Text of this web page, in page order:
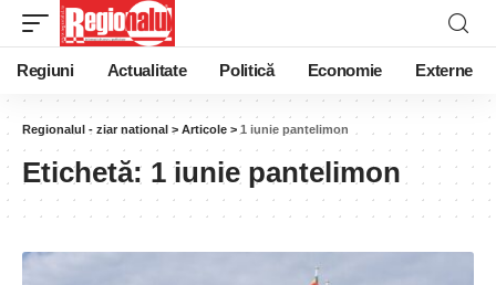
Regiuni Actualitate Politică Economie Externe
Regionalul - ziar national > Articole > 1 iunie pantelimon
Etichetă: 1 iunie pantelimon